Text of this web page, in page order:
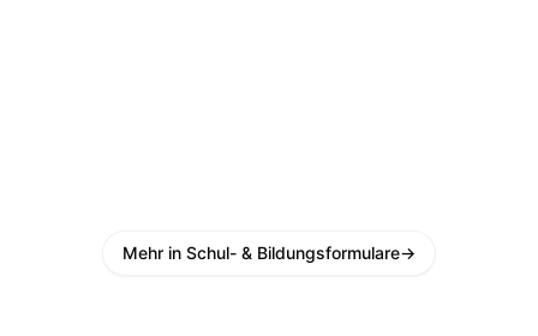
Mehr in Schul- & Bildungsformulare→